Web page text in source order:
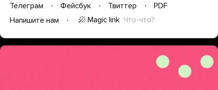
Телеграм Фейсбук Твиттер
PDF
Напишите нам
Magic link Что-что?